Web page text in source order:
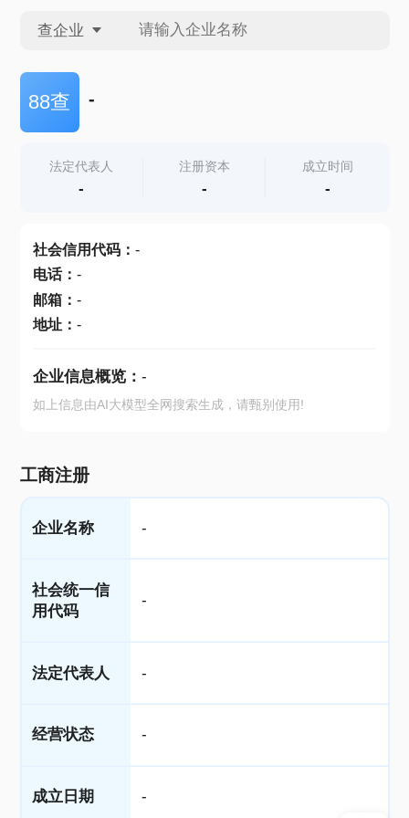
查企业
查企业
查产地
88查 -
法定代表人
-
注册资本
-
成立时间
-
社会信用代码： -
电话： -
邮箱： -
地址： -
企业信息概览： -
如上信息由AI大模型全网搜索生成，请甄别使用!
工商注册
企业名称 -
社会统一信
用代码
-
法定代表人 -
经营状态 -
成立日期 -